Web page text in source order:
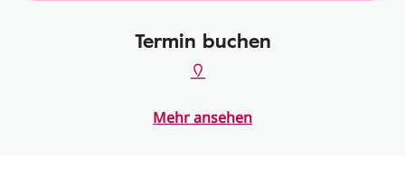
Termin buchen
Mehr ansehen